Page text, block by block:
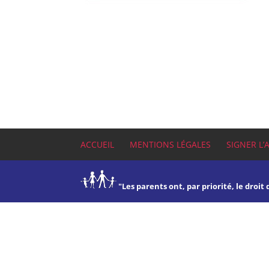
ACCUEIL MENTIONS LÉGALES SIGNER
"Les parents ont, par priorité, le droit